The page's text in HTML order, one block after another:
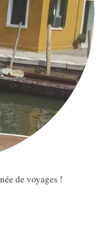
de voyages !